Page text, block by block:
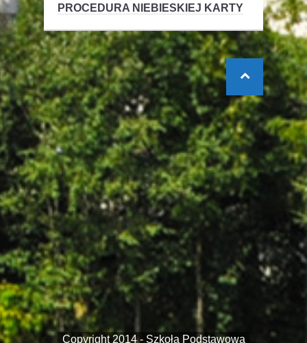
PROCEDURA NIEBIESKIEJ KARTY
Copyright 2014 - Szkoła Podstawowa